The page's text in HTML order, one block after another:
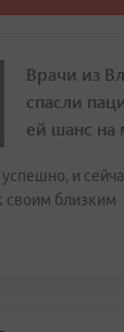
Врачи из
спасли
ей шанс на
и
своим близким